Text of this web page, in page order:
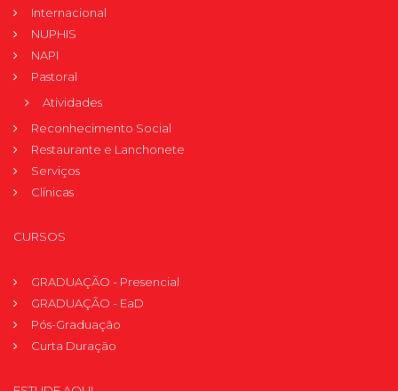
Internacional
NUPHIS
NAPI
Pastoral
Atividades
Reconhecimento Social
Restaurante e Lanchonete
Serviços
Clínicas
CURSOS
GRADUAÇÃO - Presencial
GRADUAÇÃO - EaD
Pós-Graduação
Curta Duração